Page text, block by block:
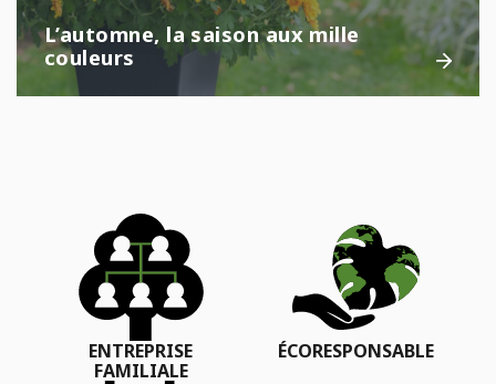
L’automne, la saison aux mille
couleurs
ENTREPRISE
FAMILIALE
ÉCORESPONSABLE